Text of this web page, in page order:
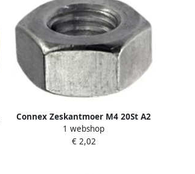
Connex Zeskantmoer M4 20St A2
KY4620004
1 webshop
€ 2,02